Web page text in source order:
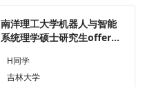
南洋理工大学机器人与智能
系统理学硕士研究生offer一
H同学
吉林大学